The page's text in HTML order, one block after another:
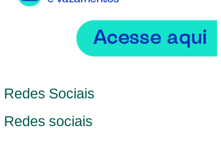
Redes Sociais
Redes sociais